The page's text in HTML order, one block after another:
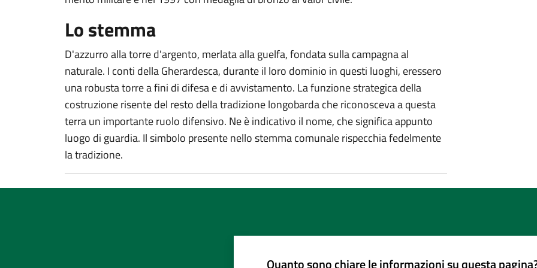
Lo stemma
D'azzurro alla torre d'argento, merlata alla guelfa, fondata sulla campagna al
naturale. I conti della Gherardesca, durante il loro dominio in questi luoghi, eressero
una robusta torre a fini di difesa e di avvistamento. La funzione strategica della
costruzione risente del resto della tradizione longobarda che riconosceva a questa
terra un importante ruolo difensivo. Ne è indicativo il nome, che significa appunto
luogo di guardia. Il simbolo presente nello stemma comunale rispecchia fedelmente
la tradizione.
Quanto sono chiare le informazioni su questa